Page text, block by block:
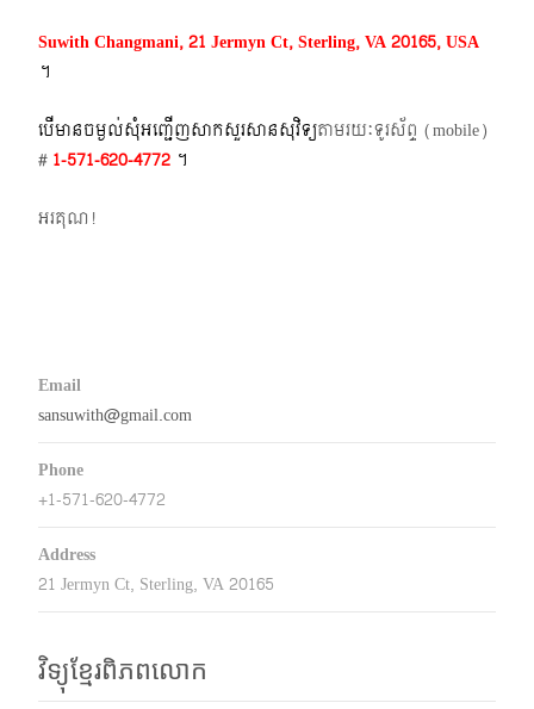
Suwith Changmani, 21 Jermyn Ct, Sterling, VA 20165, USA
។​
បើមានចម្ងល់​សុំអញ្ជើញសាកសួរសានសុវិទ្យតាមរយៈទូរស័ព្ទ​ (mobile)​
# 1-571-620-4772​ ។
អរគុណ!
Email
sansuwith@gmail.com
Phone
+1-571-620-4772
Address
21 Jermyn Ct, Sterling, VA 20165
វិទ្យុខ្មែរពិភពលោក